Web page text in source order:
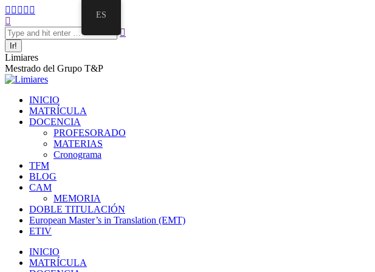
Limiares
Mestrado del Grupo T&P
INICIO
MATRÍCULA
DOCENCIA
PROFESORADO
MATERIAS
Cronograma
TFM
BLOG
CAM
MEMORIA
DOBLE TITULACIÓN
European Master’s in Translation (EMT)
ETIV
INICIO
MATRÍCULA
ES